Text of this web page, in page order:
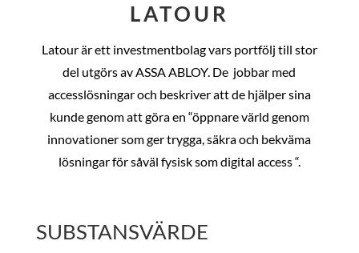
LATOUR
Latour är ett investmentbolag vars portfölj till stor
del utgörs av ASSA ABLOY. De jobbar med
accesslösningar och beskriver att de hjälper sina
kunde genom att göra en “öppnare värld genom
innovationer som ger trygga, säkra och bekväma
lösningar för såväl fysisk som digital access “.
SUBSTANSVÄRDE